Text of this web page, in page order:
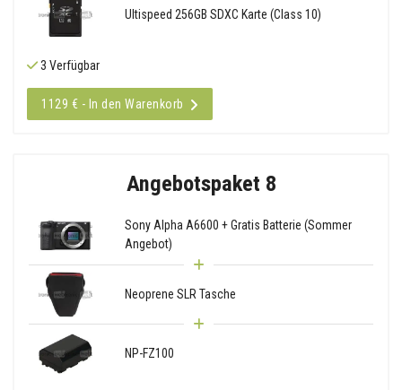
Ultispeed 256GB SDXC Karte (Class 10)
3 Verfügbar
1129 € - In den Warenkorb
Angebotspaket 8
Sony Alpha A6600 + Gratis Batterie (Sommer
Angebot)
Neoprene SLR Tasche
NP-FZ100